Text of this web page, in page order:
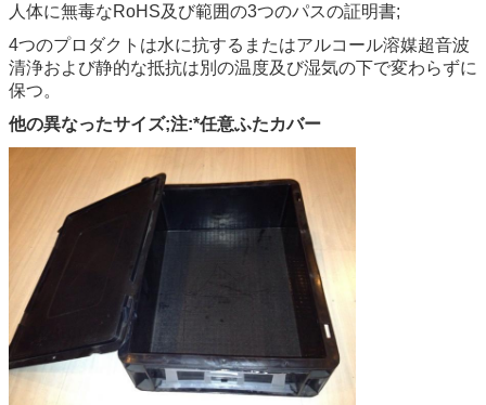
人体に無毒なRoHS及び範囲の3つのパスの証明書;
4つのプロダクトは水に抗するまたはアルコール溶媒超音波
清浄および静的な抵抗は別の温度及び湿気の下で変わらずに
保つ。
他の異なったサイズ;注:*任意ふたカバー